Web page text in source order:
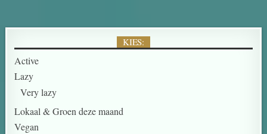
KIES:
Active
Lazy
Very lazy
Lokaal & Groen deze maand
Vegan